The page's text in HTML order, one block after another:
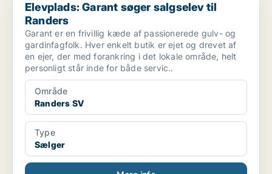
Elevplads: Garant søger salgselev til
Randers
Garant er en frivillig kæde af passionerede gulv- og
gardinfagfolk. Hver enkelt butik er ejet og drevet af
en ejer, der med forankring i det lokale område, helt
personligt står inde for både servic..
Område
Randers SV
Type
Sælger